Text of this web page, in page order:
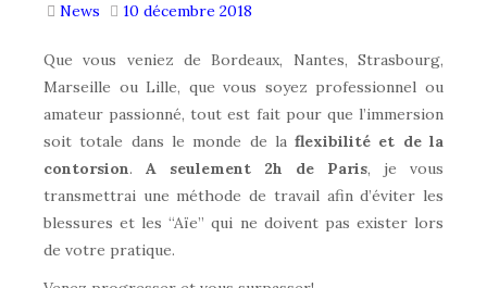
News 10 décembre 2018
Que vous veniez de Bordeaux, Nantes, Strasbourg,
Marseille ou Lille, que vous soyez professionnel ou
amateur passionné, tout est fait pour que l’immersion
soit totale dans le monde de laflexibilité et de la
contorsion. A seulement 2h de Paris, je vous
transmettrai une méthode de travail afin d’éviter les
blessures et les “Aïe” qui ne doivent pas exister lors
de votre pratique.